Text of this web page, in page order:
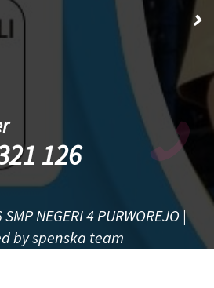
126
NEGERI 4 PURWOREJO |
by spenska team